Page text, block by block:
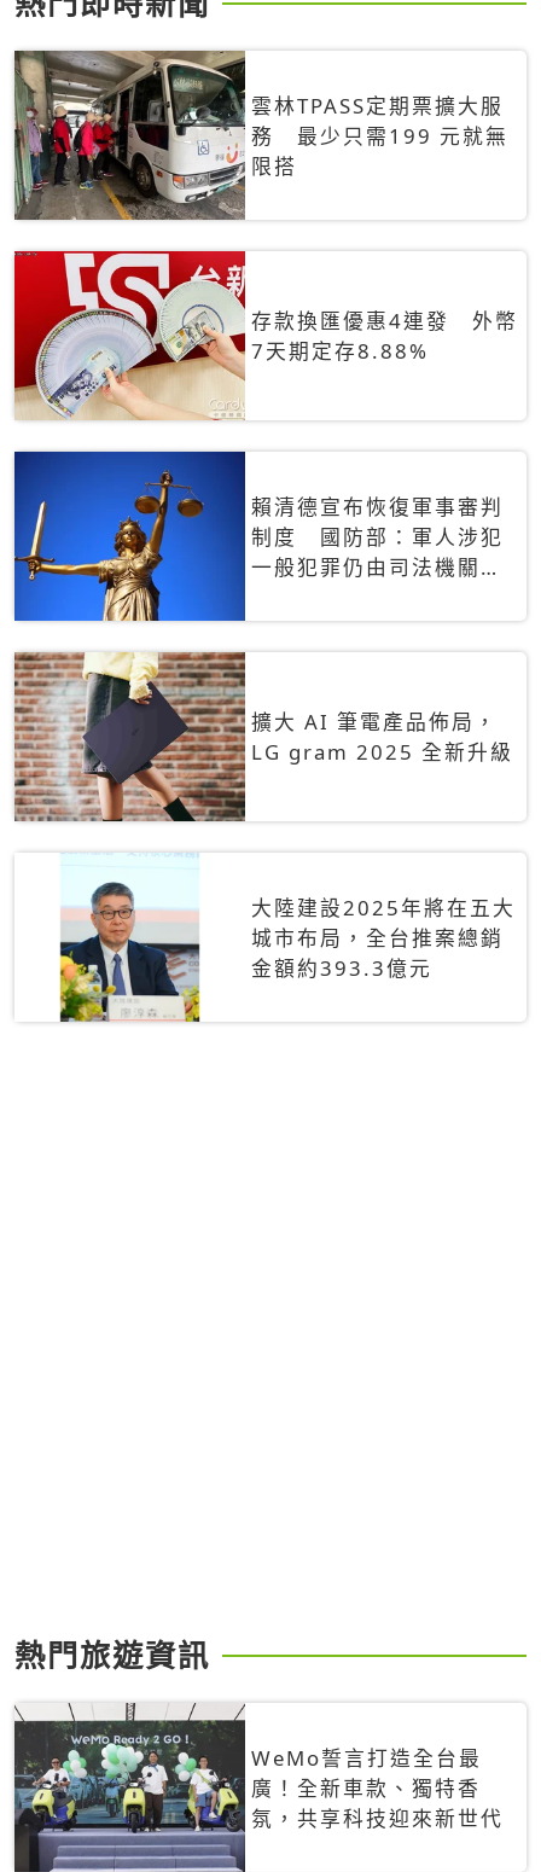
雲林TPASS定期票擴大服
務 最少只需199 元就無
限搭
存款換匯優惠4連發 外幣
7天期定存8.88%
賴清德宣布恢復軍事審判
制度 國防部：軍人涉犯
一般犯罪仍由司法機關辦
擴大 AI 筆電產品佈局，
LG gram 2025 全新升級
大陸建設2025年將在五大
城市布局，全台推案總銷
金額約393.3億元
熱門旅遊資訊
WeMo誓言打造全台最
廣！全新車款、獨特香
氛，共享科技迎來新世代